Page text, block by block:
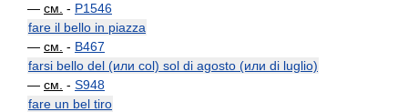
— см. - P1546
fare il bello in piazza
— см. - B467
farsi bello del (или col) sol di agosto (или di luglio)
— см. - S948
fare un bel tiro